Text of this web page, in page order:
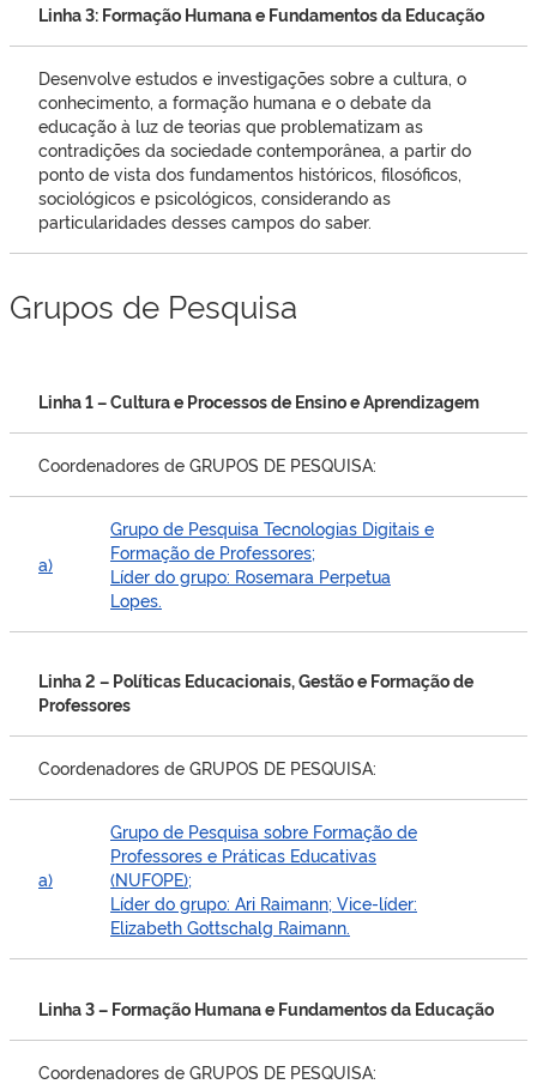
Linha 3: Formação Humana e Fundamentos da Educação
Desenvolve estudos e investigações sobre a cultura, o
conhecimento, a formação humana e o debate da
educação à luz de teorias que problematizam as
contradições da sociedade contemporânea, a partir do
ponto de vista dos fundamentos históricos, filosóficos,
sociológicos e psicológicos, considerando as
particularidades desses campos do saber.
Grupos de Pesquisa
Linha 1 – Cultura e Processos de Ensino e Aprendizagem
Coordenadores de GRUPOS DE PESQUISA:
a)
Grupo de Pesquisa Tecnologias Digitais e
Formação de Professores;
Líder do grupo: Rosemara Perpetua
Lopes.
Linha 2 – Políticas Educacionais, Gestão e Formação de
Professores
Coordenadores de GRUPOS DE PESQUISA:
a)
Grupo de Pesquisa sobre Formação de
Professores e Práticas Educativas
(NUFOPE);
Líder do grupo: Ari Raimann; Vice-líder:
Elizabeth Gottschalg Raimann.
Linha 3 – Formação Humana e Fundamentos da Educação
Coordenadores de GRUPOS DE PESQUISA: